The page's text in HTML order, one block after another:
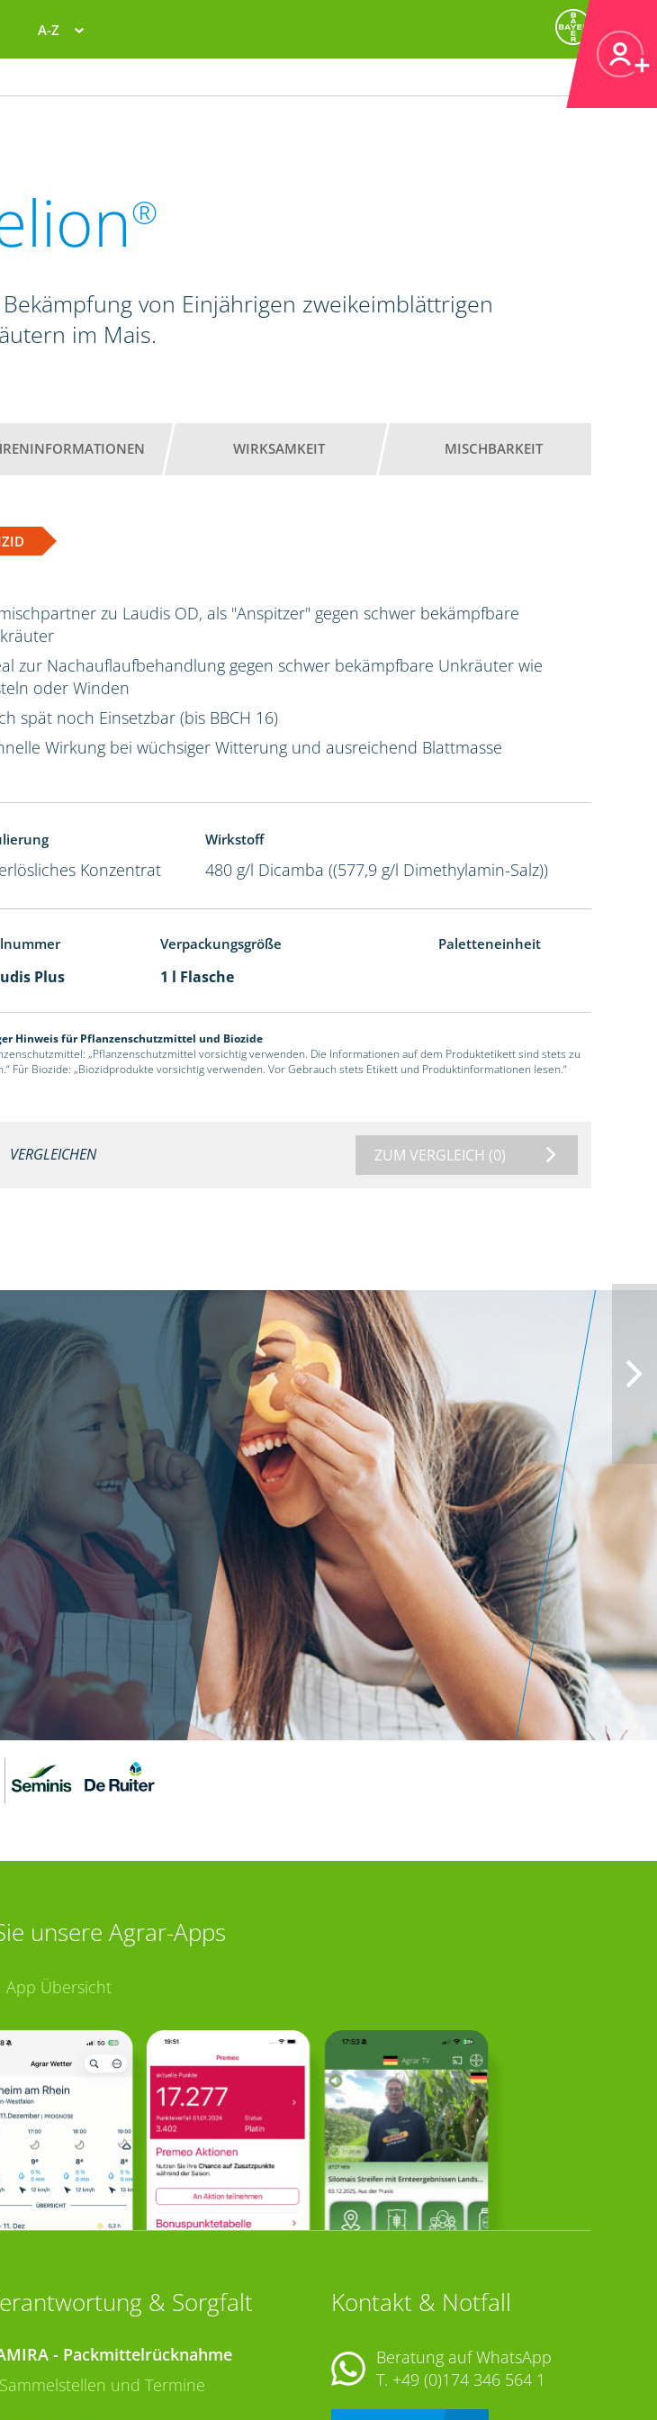
A-Z
®
von Einjährigen zweikeimblättrigen
im Mais.
WIRKSAMKEIT MISCHBARKEIT
zu Laudis OD, als "Anspitzer" gegen schwer bekämpfbare
zur Nachauflaufbehandlung gegen schwer bekämpfbare Unkräuter wie
oder Winden
spät noch Einsetzbar (bis BBCH 16)
Wirkung bei wüchsiger Witterung und ausreichend Blattmasse
Konzentrat
Wirkstoff
480 g/l Dicamba ((577,9 g/l Dimethylamin-Salz))
Verpackungsgröße Paletteneinheit
Plus 1 l Flasche
Hinweis für Pflanzenschutzmittel und Biozide
„Pflanzenschutzmittel vorsichtig verwenden. Die Informationen auf dem Produktetikett sind stets zu
Für Biozide: „Biozidprodukte vorsichtig verwenden. Vor Gebrauch stets Etikett und Produktinformationen lesen.“
VERGLEICHEN ZUM VERGLEICH (0)
unsere Agrar-Apps
App Übersicht
& Sorgfalt
- Packmittelrücknahme
Sammelstellen und Termine
Kontakt & Notfall
Beratung auf WhatsApp
T. +49 (0)174 346 564 1